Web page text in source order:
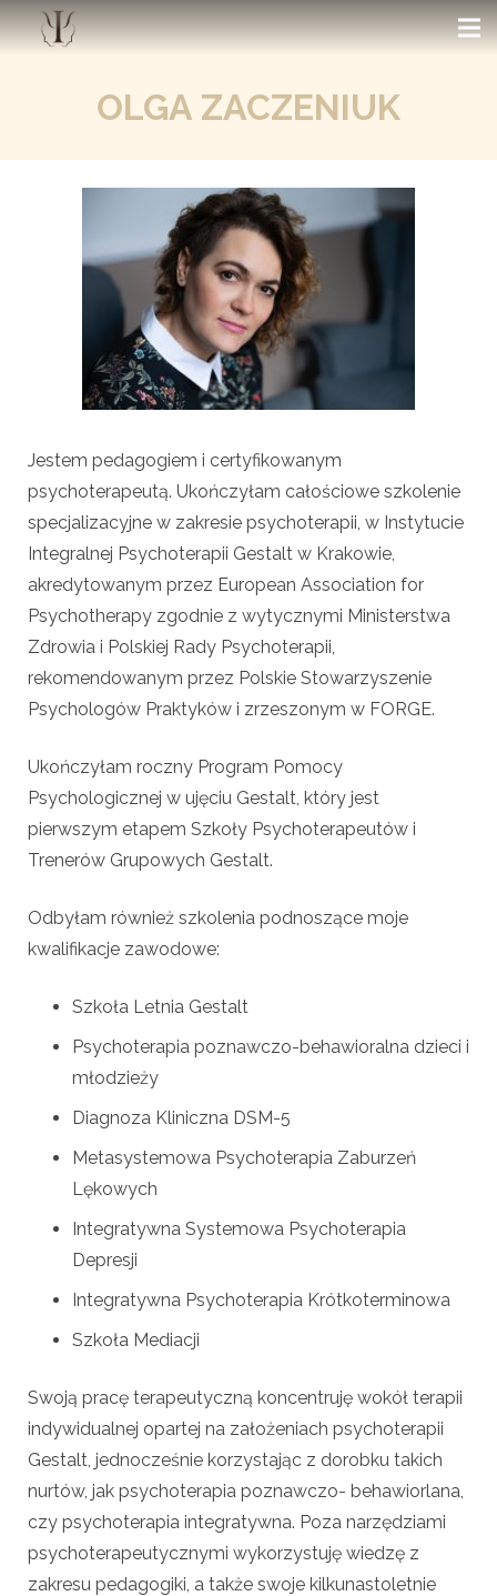
OLGA ZACZENIUK
Jestem pedagogiem i certyfikowanym
psychoterapeutą. Ukończyłam całościowe szkolenie
specjalizacyjne w zakresie psychoterapii, w Instytucie
Integralnej Psychoterapii Gestalt w Krakowie,
akredytowanym przez European Association for
Psychotherapy zgodnie z wytycznymi Ministerstwa
Zdrowia i Polskiej Rady Psychoterapii,
rekomendowanym przez Polskie Stowarzyszenie
Psychologów Praktyków i zrzeszonym w FORGE.
Ukończyłam roczny Program Pomocy
Psychologicznej w ujęciu Gestalt, który jest
pierwszym etapem Szkoły Psychoterapeutów i
Trenerów Grupowych Gestalt.
Odbyłam również szkolenia podnoszące moje
kwalifikacje zawodowe:
Szkoła Letnia Gestalt
Psychoterapia poznawczo-behawioralna dzieci i
młodzieży
Diagnoza Kliniczna DSM-5
Metasystemowa Psychoterapia Zaburzeń
Lękowych
Integratywna Systemowa Psychoterapia
Depresji
Integratywna Psychoterapia Krótkoterminowa
Szkoła Mediacji
Swoją pracę terapeutyczną koncentruję wokół terapii
indywidualnej opartej na założeniach psychoterapii
Gestalt, jednocześnie korzystając z dorobku takich
nurtów, jak psychoterapia poznawczo- behawiorlana,
czy psychoterapia integratywna. Poza narzędziami
psychoterapeutycznymi wykorzystuję wiedzę z
zakresu pedagogiki, a także swoje kilkunastoletnie